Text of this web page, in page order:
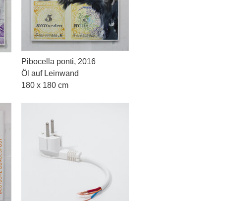
Pibocella ponti, 2016
Öl auf Leinwand
180 x 180 cm